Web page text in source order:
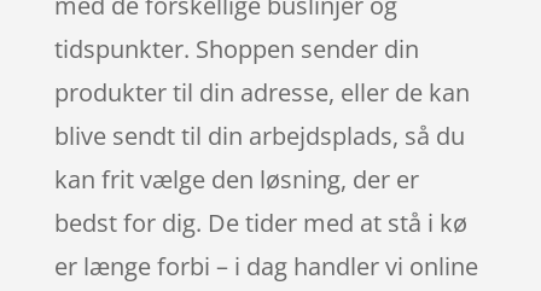
tidspunkter. Shoppen sender din
produkter til din adresse, eller de kan
blive sendt til din arbejdsplads, så du
kan frit vælge den løsning, der er
bedst for dig. De tider med at stå i kø
er længe forbi – i dag handler vi online